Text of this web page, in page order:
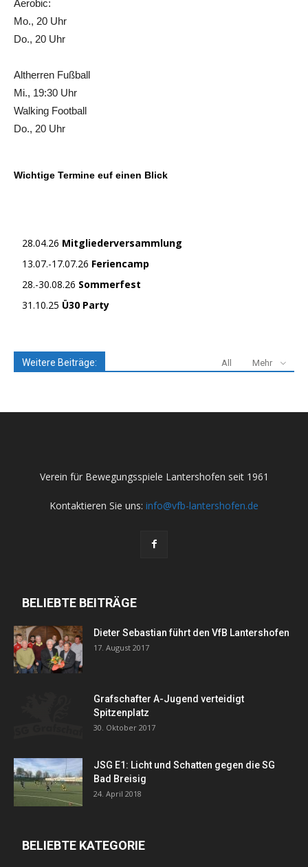
Aerobic:
Mo., 20 Uhr
Do., 20 Uhr
Altherren Fußball
Mi., 19:30 Uhr
Walking Football
Do., 20 Uhr
Wichtige Termine euf einen Blick
28.04.26 Mitgliederversammlung
13.07.-17.07.26 Feriencamp
28.-30.08.26 Sommerfest
31.10.25 Ü30 Party
Weitere Beiträge: All Mehr
Verein für Bewegungsspiele Lantershofen seit 1961
Kontaktieren Sie uns: info@vfb-lantershofen.de
BELIEBTE BEITRÄGE
Dieter Sebastian führt den VfB Lantershofen
17. August 2017
Grafschafter A-Jugend verteidigt
Spitzenplatz
30. Oktober 2017
JSG E1: Licht und Schatten gegen die SG
Bad Breisig
24. April 2018
BELIEBTE KATEGORIE